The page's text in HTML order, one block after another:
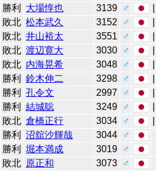
勝利 大場惇也 3139 ♂
敗北 松本武久 3152 ♂
敗北 井山裕太 3551 ♂
敗北 渡辺寛大 3030 ♂
敗北 内海晃希 3048 ♂
勝利 鈴木伸二 3298 ♂
勝利 孔令文 2997 ♂
勝利 結城聡 3249 ♂
敗北 倉橋正行 3034 ♂
勝利 沼舘沙輝哉 3044
♂
勝利 堀本満成 3019
♂
敗北 原正和 3073
♂